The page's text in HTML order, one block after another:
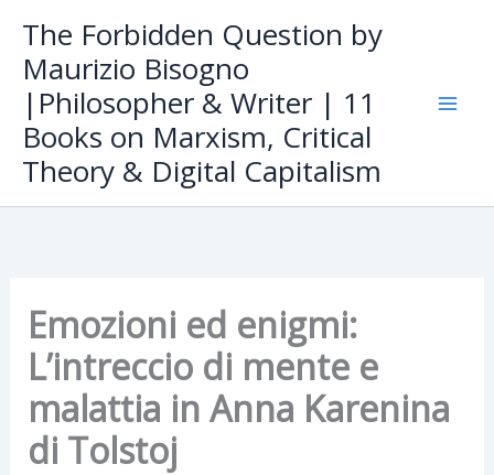
content
The Forbidden Question by
Maurizio Bisogno
|Philosopher & Writer | 11
Books on Marxism, Critical
Theory & Digital Capitalism
Emozioni ed enigmi:
L’intreccio di mente e
malattia in Anna Karenina
di Tolstoj